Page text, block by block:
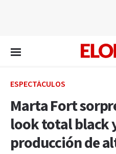
ESPECTÁCULOS
Marta Fort
look total black
producción de